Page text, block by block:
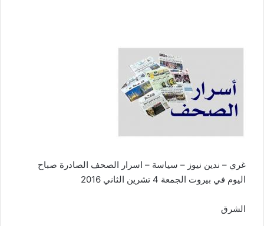
غري – ندين نيوز – سياسة – اسرار الصحف الصادرة صباح
اليوم في بيروت الجمعة 4 تشرين الثاني 2016
الشرق